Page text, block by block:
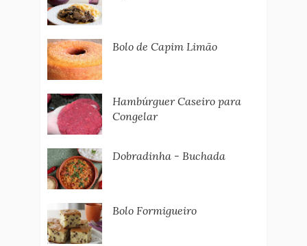
Bolo de Capim Limão
Hambúrguer Caseiro para
Congelar
Dobradinha - Buchada
Bolo Formigueiro